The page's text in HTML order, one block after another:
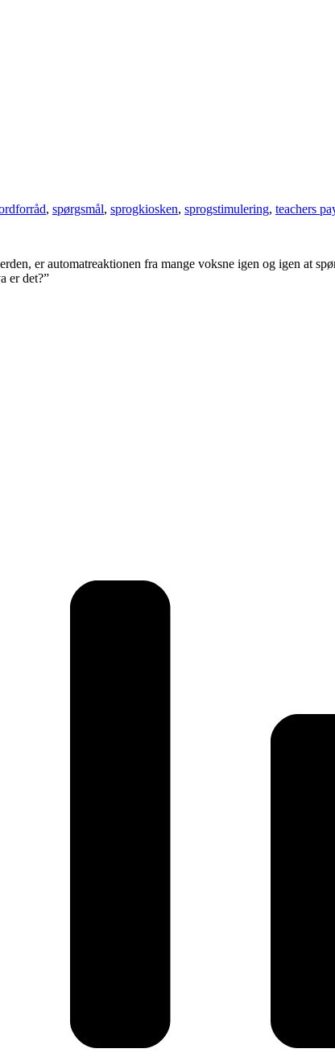
, spørgsmål, sprogkiosken, sprogstimulering, teachers
er automatreaktionen fra mange voksne igen og igen at
er det?”